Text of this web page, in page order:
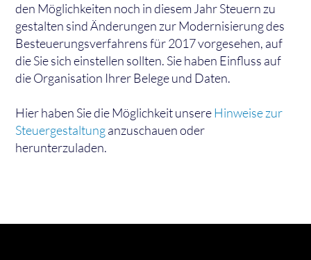
den Möglichkeiten noch in diesem Jahr Steuern zu
gestalten sind Änderungen zur Modernisierung des
Besteuerungsverfahrens für 2017 vorgesehen, auf
die Sie sich einstellen sollten. Sie haben Einfluss auf
die Organisation Ihrer Belege und Daten.
Hier haben Sie die Möglichkeit unsereHinweise zur
Steuergestaltunganzuschauen oder
herunterzuladen.